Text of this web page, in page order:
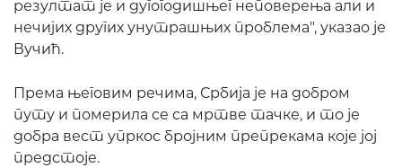
резултат је и дугогодишњег неповерења али и
нечијих других унутрашњих проблема", указао је
Вучић.
Према његовим речима, Србија је на добром
путу и померила се са мртве тачке, и то је
добра вест упркос бројним препрекама које јој
предстоје.